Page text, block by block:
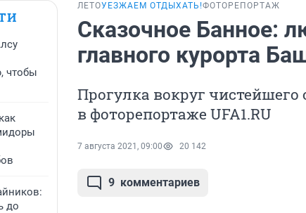
чтобы
до
ЛЕТОУЕЗЖАЕМ ОТДЫХАТЬ!ФОТОРЕПОРТАЖ
Сказочное Банное:
главного курорта
Прогулка вокруг
в фоторепортаже UFA1.RU
7 августа 2021, 09:00 20 142
9 комментариев